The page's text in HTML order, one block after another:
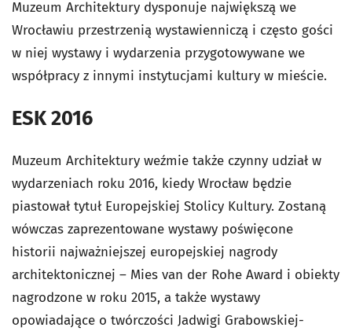
Muzeum Architektury dysponuje największą we
Wrocławiu przestrzenią wystawienniczą i często gości
w niej wystawy i wydarzenia przygotowywane we
współpracy z innymi instytucjami kultury w mieście.
ESK 2016
Muzeum Architektury weźmie także czynny udział w
wydarzeniach roku 2016, kiedy Wrocław będzie
piastował tytuł Europejskiej Stolicy Kultury. Zostaną
wówczas zaprezentowane wystawy poświęcone
historii najważniejszej europejskiej nagrody
architektonicznej – Mies van der Rohe Award i obiekty
nagrodzone w roku 2015, a także wystawy
opowiadające o twórczości Jadwigi Grabowskiej-